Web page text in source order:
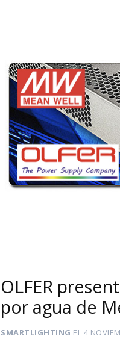
OLFER
por agua de
SMARTLIGHTING EL 4